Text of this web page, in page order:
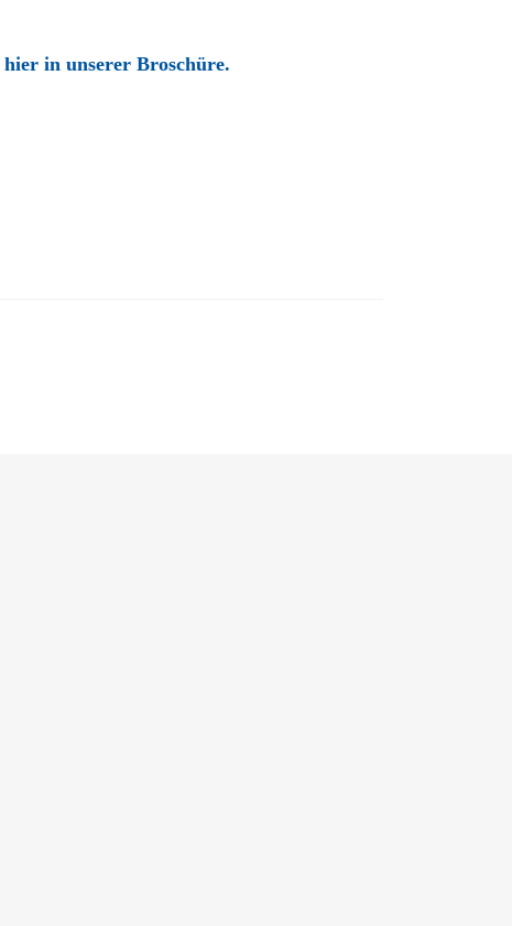
hier in unserer Broschüre.